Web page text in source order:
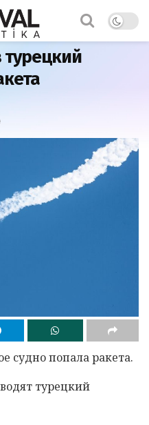
турецкий
судно попала ракета.
турецкий